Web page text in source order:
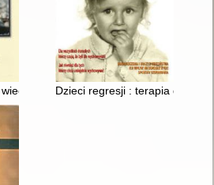
: poradnik dla rodziców i
Dzieci regresji : terapia